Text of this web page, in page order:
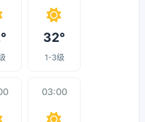
32°
1-3级
03:00